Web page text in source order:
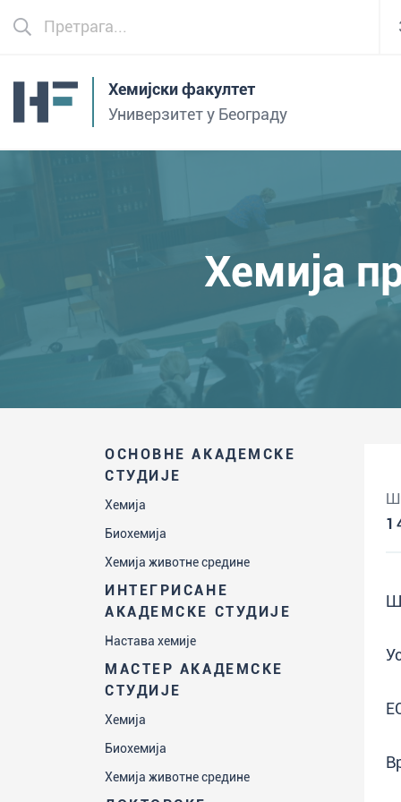
Хемијски факултет
Универзитет у Београду
Хемија
ОСНОВНЕ АКАДЕМСКЕ
СТУДИЈЕ
Хемија
Биохемија
Хемија животне средине
ИНТЕГРИСАНЕ
АКАДЕМСКЕ СТУДИЈЕ
Настава хемије
МАСТЕР АКАДЕМСКЕ
СТУДИЈЕ
Хемија
Биохемија
Хемија животне средине